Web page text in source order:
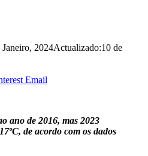
Janeiro, 2024Actualizado:10 de
Email
ano de 2016, mas 2023
de acordo com os dados